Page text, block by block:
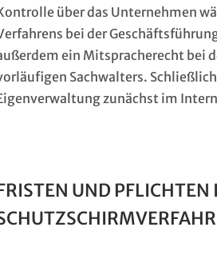
über das Unternehmen
bei der
ein Mitspracherecht bei
Sachwalters.
zunächst im
UND PFLICHTEN